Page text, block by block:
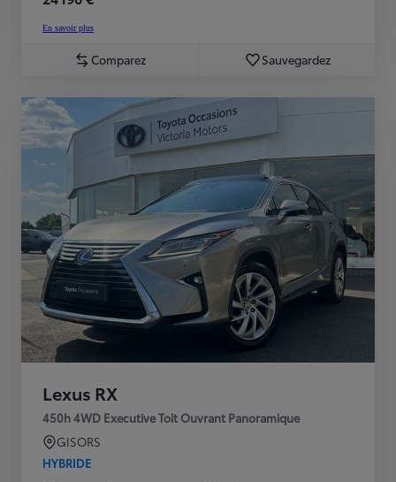
En savoir plus
Comparez Sauvegardez
Lexus RX
450h 4WD Executive Toit Ouvrant Panoramique
GISORS
HYBRIDE